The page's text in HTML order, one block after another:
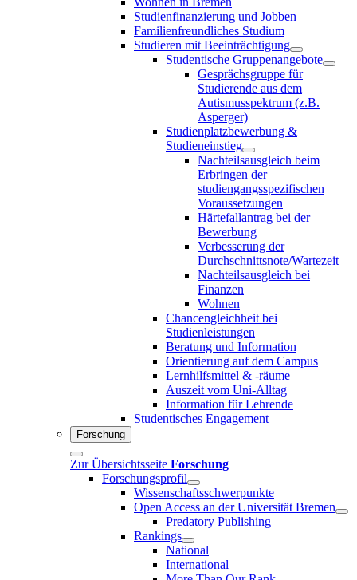
Studienfinanzierung und Jobben
Familienfreundliches Studium
Studieren mit Beeinträchtigung
Studentische Gruppenangebote
Gesprächsgruppe für
Studierende aus dem
Autismusspektrum (z.B.
Asperger)
Studienplatzbewerbung &
Studieneinstieg
Nachteilsausgleich beim
Erbringen der
studiengangsspezifischen
Voraussetzungen
Härtefallantrag bei der
Bewerbung
Verbesserung der
Durchschnittsnote/Wartezeit
Nachteilsausgleich bei
Finanzen
Wohnen
Chancengleichheit bei
Studienleistungen
Beratung und Information
Orientierung auf dem Campus
Lernhilfsmittel & -räume
Auszeit vom Uni-Alltag
Information für Lehrende
Studentisches Engagement
Forschung
Zur Übersichtsseite Forschung
Forschungsprofil
Wissenschaftsschwerpunkte
Open Access an der Universität Bremen
Predatory Publishing
Rankings
National
International